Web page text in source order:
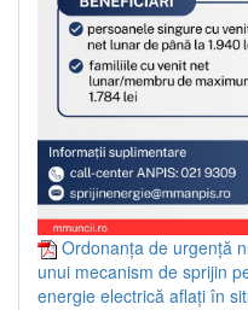
Ordonanța de urgență
unui mecanism de sprijin
energie electrică aflați în